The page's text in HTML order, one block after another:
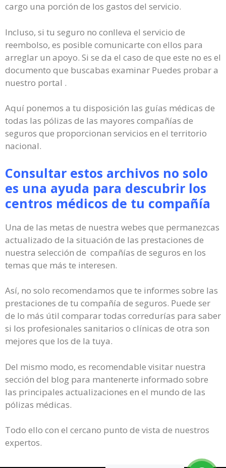
cargo una porción de los gastos del servicio.
Incluso, si tu seguro no conlleva el servicio de
reembolso, es posible comunicarte con ellos para
arreglar un apoyo. Si se da el caso de que este no es el
documento que buscabas examinar Puedes probar a
nuestro portal .
Aquí ponemos a tu disposición las guías médicas de
todas las pólizas de las mayores compañías de
seguros que proporcionan servicios en el territorio
nacional.
Consultar estos archivos no solo
es una ayuda para descubrir los
centros médicos de tu compañía
Una de las metas de nuestra webes que permanezcas
actualizado de la situación de las prestaciones de
nuestra selección de compañías de seguros en los
temas que más te interesen.
Así, no solo recomendamos que te informes sobre las
prestaciones de tu compañía de seguros. Puede ser
de lo más útil comparar todas corredurías para saber
si los profesionales sanitarios o clínicas de otra son
mejores que los de la tuya.
Del mismo modo, es recomendable visitar nuestra
sección del blog para mantenerte informado sobre
las principales actualizaciones en el mundo de las
pólizas médicas.
Todo ello con el cercano punto de vista de nuestros
expertos.